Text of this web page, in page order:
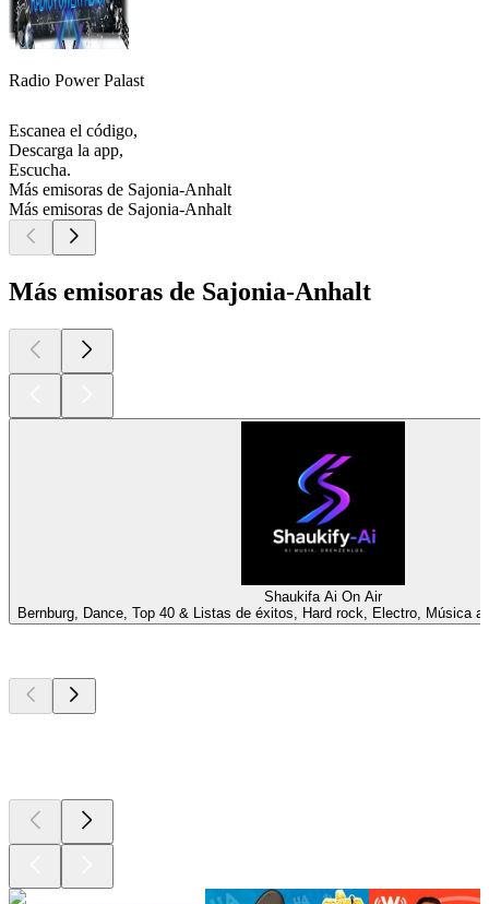
Radio Power Palast
Escanea el código,
Descarga la app,
Escucha.
Más emisoras de Sajonia-Anhalt
Más emisoras de Sajonia-Anhalt
Más emisoras de Sajonia-Anhalt
Shaukifa Ai On Air
Bernburg, Dance, Top 40 & Listas de éxitos, Hard rock, Electro, Música